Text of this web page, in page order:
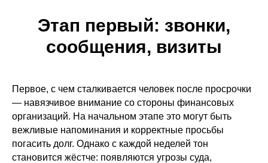
Этап первый: звонки,
сообщения, визиты
Первое, с чем сталкивается человек после просрочки
— навязчивое внимание со стороны финансовых
организаций. На начальном этапе это могут быть
вежливые напоминания и корректные просьбы
погасить долг. Однако с каждой неделей тон
становится жёстче: появляются угрозы суда,